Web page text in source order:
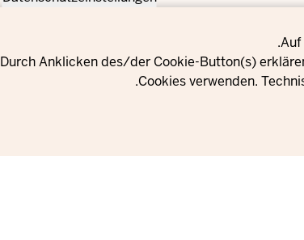
Auf
Durch Anklicken des/der Cookie-Button(s)
Cookies verwenden.